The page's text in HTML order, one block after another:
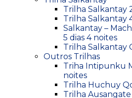
Trilha Salkantay
Trilha Salkantay
Salkantay –
5 dias 4 noites
Trilha Salkantay
Outros Trilhas
Triha Intipunku
noites
Trilha Huchuy
Trilha